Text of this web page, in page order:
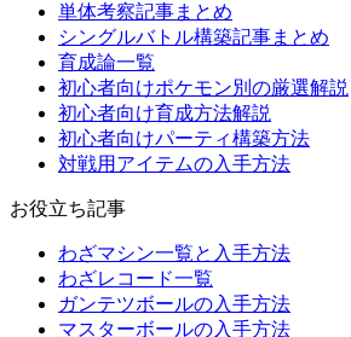
単体考察記事まとめ
シングルバトル構築記事まとめ
育成論一覧
初心者向けポケモン別の厳選解説
初心者向け育成方法解説
初心者向けパーティ構築方法
対戦用アイテムの入手方法
お役立ち記事
わざマシン一覧と入手方法
わざレコード一覧
ガンテツボールの入手方法
マスターボールの入手方法